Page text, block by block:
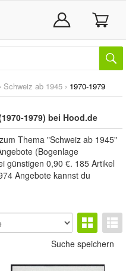
› Schweiz ab 1945 › 1970-1979
1979) bei Hood.de
Thema "Schweiz ab 1945"
(Bogenlage
günstigen 0,90 €. 185 Artikel
Angebote kannst du
Suche speichern